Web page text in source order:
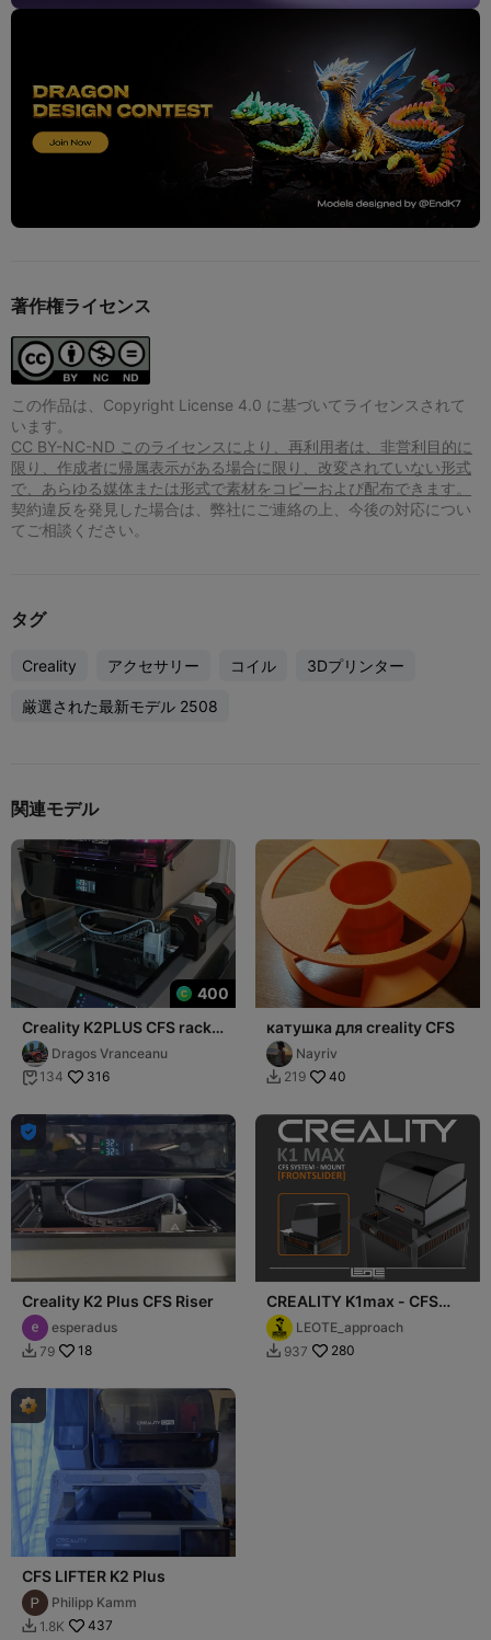
著作権ライセンス
この作品は、Copyright License 4.0 に基づいてライセンスされて
います。
CC BY-NC-ND このライセンスにより、再利用者は、非営利目的に
限り、作成者に帰属表示がある場合に限り、改変されていない形式
で、あらゆる媒体または形式で素材をコピーおよび配布できます。
契約違反を発見した場合は、弊社にご連絡の上、今後の対応につい
てご相談ください。
タグ
Creality アクセサリー コイル 3Dプリンター
厳選された最新モデル 2508
関連モデル
400
Creality K2PLUS CFS rack
UPDATEDDragos Vranceanu
 134 316
катушка для creality CFS
Nayriv
 219 40

Creality K2 Plus CFS Riser
esperadus
 79 18
CREALITY K1max - CFS
SYSTEM MOUNT V1.2
LEOTE_approach
 937 280
CFS LIFTER K2 Plus
Philipp Kamm
 1.8K 437